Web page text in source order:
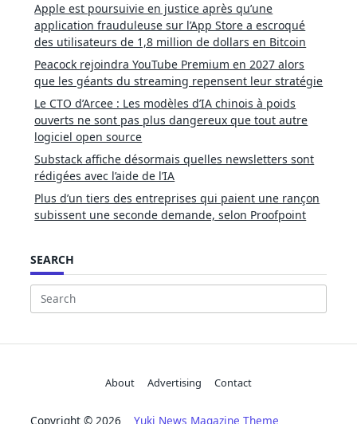
Apple est poursuivie en justice après qu’une
application frauduleuse sur l’App Store a escroqué
des utilisateurs de 1,8 million de dollars en Bitcoin
Peacock rejoindra YouTube Premium en 2027 alors
que les géants du streaming repensent leur stratégie
Le CTO d’Arcee : Les modèles d’IA chinois à poids
ouverts ne sont pas plus dangereux que tout autre
logiciel open source
Substack affiche désormais quelles newsletters sont
rédigées avec l’aide de l’IA
Plus d’un tiers des entreprises qui paient une rançon
subissent une seconde demande, selon Proofpoint
SEARCH
Search
About Advertising Contact
Copyright © 2026 Yuki News Magazine Theme